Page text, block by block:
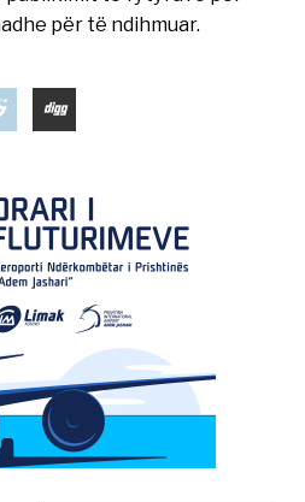
për të ndihmuar.